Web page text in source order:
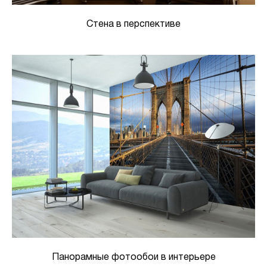
Стена в перспективе
Панорамные фотообои в интерьере